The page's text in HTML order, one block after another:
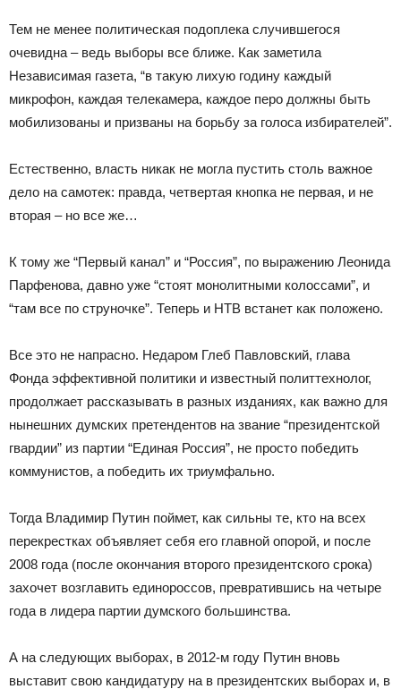
Тем не менее политическая подоплека случившегося
очевидна – ведь выборы все ближе. Как заметила
Независимая газета, “в такую лихую годину каждый
микрофон, каждая телекамера, каждое перо должны быть
мобилизованы и призваны на борьбу за голоса избирателей”.
Естественно, власть никак не могла пустить столь важное
дело на самотек: правда, четвертая кнопка не первая, и не
вторая – но все же…
К тому же “Первый канал” и “Россия”, по выражению Леонида
Парфенова, давно уже “стоят монолитными колоссами”, и
“там все по струночке”. Теперь и НТВ встанет как положено.
Все это не напрасно. Недаром Глеб Павловский, глава
Фонда эффективной политики и известный политтехнолог,
продолжает рассказывать в разных изданиях, как важно для
нынешних думских претендентов на звание “президентской
гвардии” из партии “Единая Россия”, не просто победить
коммунистов, а победить их триумфально.
Тогда Владимир Путин поймет, как сильны те, кто на всех
перекрестках объявляет себя его главной опорой, и после
2008 года (после окончания второго президентского срока)
захочет возглавить единороссов, превратившись на четыре
года в лидера партии думского большинства.
А на следующих выборах, в 2012-м году Путин вновь
выставит свою кандидатуру на в президентских выборах и, в